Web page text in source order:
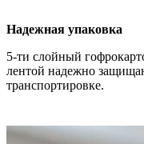
Надежная упаковка
5-ти слойный
лентой надежно
транспортировке.